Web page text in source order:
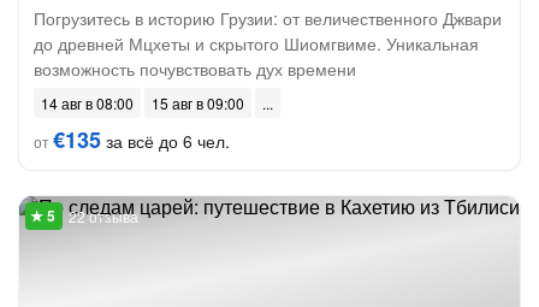
Погрузитесь в историю Грузии: от величественного Джвари
до древней Мцхеты и скрытого Шиомгвиме. Уникальная
возможность почувствовать дух времени
14 авг в 08:00
15 авг в 09:00
от€135 за всё до 6 чел.
22 отзыва